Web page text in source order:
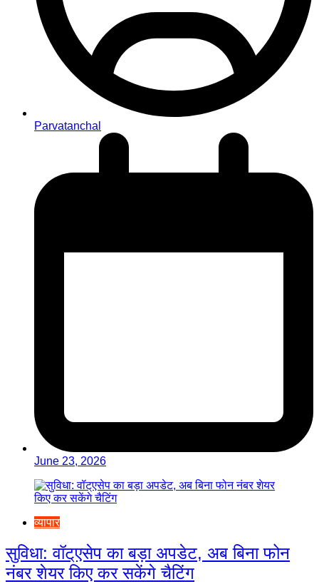
Parvatanchal
June 23, 2026
व्यापार
सुविधा: वॉट्एसेप का बड़ा अपडेट, अब बिना फोन
नंबर शेयर किए कर सकेंगे चैटिंग